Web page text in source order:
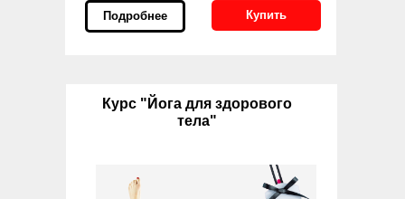
Курс "Йога для здорового
тела"
Подробнее Купить